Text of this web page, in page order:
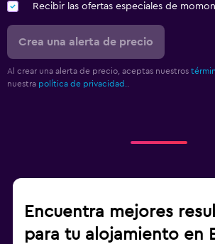
Recibir las ofertas especiales de
Crea una alerta de precio
Al crear una alerta de precio, aceptas nuestros
nuestra política de privacidad.
Encuentra mejores
para tu alojamiento en